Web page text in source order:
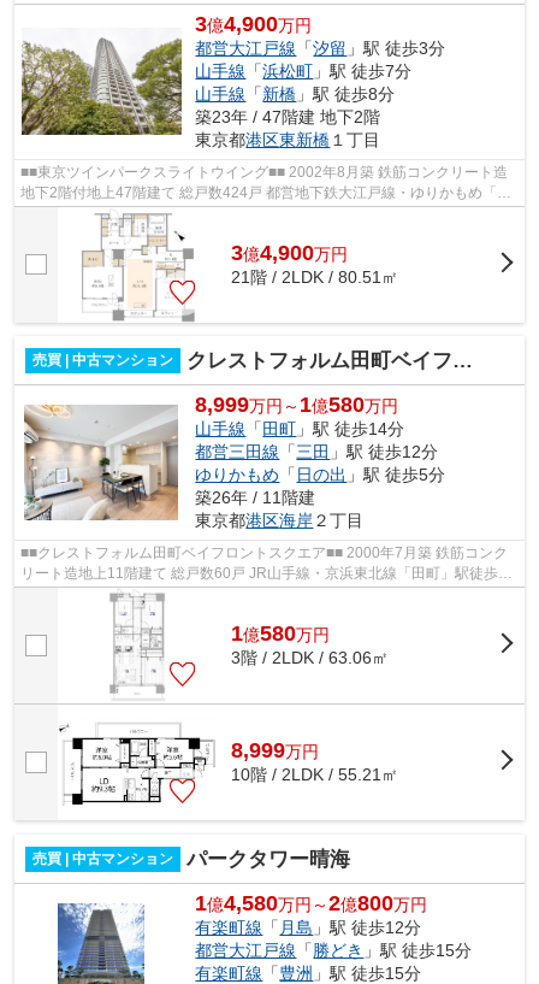
3億4,900万円
都営大江戸線 「汐留 」駅 徒歩3分
山手線 「浜松町 」駅 徒歩7分
山手線 「新橋 」駅 徒歩8分
築23年 / 47階建 地下2階
東京都港区東新橋 １丁目
■■東京ツインパークスライトウイング■■ 2002年8月築 鉄筋コンクリート造
地下2階付地上47階建て 総戸数424戸 都営地下鉄大江戸線・ゆりかもめ「汐
留」駅徒歩3分 JR山手線・京浜東北根...
3億4,900万円
21階 / 2LDK / 80.51㎡
売買 | 中古マンション クレストフォルム田町ベイフロントスクエア
8,999万円～ 1億580万円
山手線 「 田町 」駅 徒歩14分
都営三田線 「三田 」駅 徒歩12分
ゆりかもめ 「 日の出 」駅 徒歩5分
築26年 / 11階建
東京都港区海岸２丁目
■■クレストフォルム田町ベイフロントスクエア■■ 2000年7月築 鉄筋コンク
リート造地上11階建て 総戸数60戸 JR山手線・京浜東北線「田町」駅徒歩14
分 ゆりかもめ線「日の出」駅徒歩5分...
1億580万円
3階 / 2LDK / 63.06㎡
8,999万円
10階 / 2LDK / 55.21㎡
売買 | 中古マンション パークタワー晴海
1億4,580万円～2億800万円
有楽町線 「 月島 」駅 徒歩12分
都営大江戸線 「 勝どき 」駅 徒歩15分
有楽町線 「豊洲 」駅 徒歩15分